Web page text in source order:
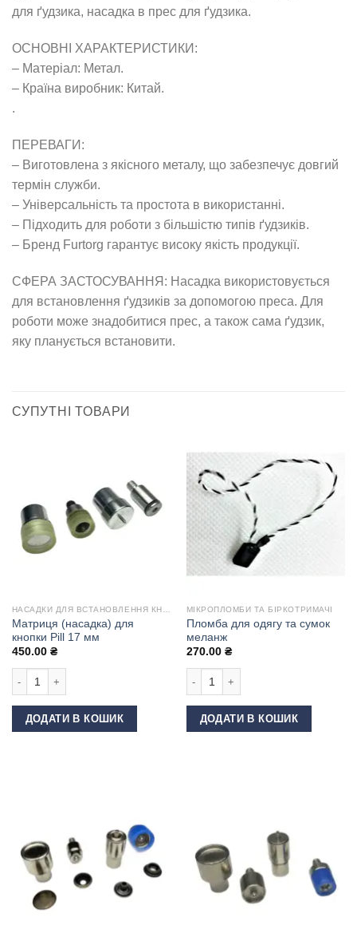
для ґудзика, насадка в прес для ґудзика.
ОСНОВНІ ХАРАКТЕРИСТИКИ:
– Матеріал: Метал.
– Країна виробник: Китай.
.
ПЕРЕВАГИ:
– Виготовлена з якісного металу, що забезпечує довгий
термін служби.
– Універсальність та простота в використанні.
– Підходить для роботи з більшістю типів ґудзиків.
– Бренд Furtorg гарантує високу якість продукції.
СФЕРА ЗАСТОСУВАННЯ: Насадка використовується
для встановлення ґудзиків за допомогою преса. Для
роботи може знадобитися прес, а також сама ґудзик,
яку планується встановити.
СУПУТНІ ТОВАРИ
НАСАДКИ ДЛЯ ВСТАНОВЛЕННЯ КНОПОК
Матриця (насадка) для
кнопки Pill 17 мм
450.00 ₴
ДОДАТИ В КОШИК
МІКРОПЛОМБИ ТА БІРКОТРИМАЧІ
Пломба для одягу та сумок
меланж
270.00 ₴
ДОДАТИ В КОШИК